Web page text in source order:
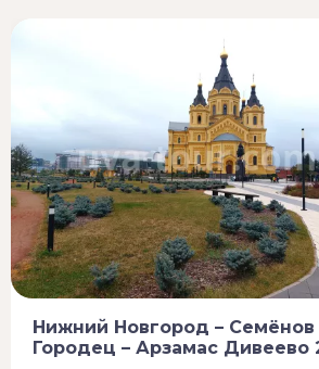
Нижний Новгород – Семёнов
Городец – Арзамас Дивеево